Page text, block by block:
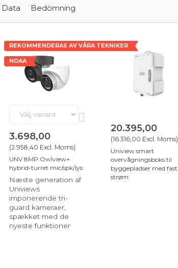
Data Bedömning
REKOMMENDERAS AV VÅRA TEKNIKER
NDAA
3.698,00
(2.958,40 Excl. Moms)
UNV 8MP Owlview+
hybrid-turret mic/spk/lys
Næste generation af
Univiews
imponerende tri-
guard kameraer,
spækket med de
nyeste funktioner
20.395,00
(16.316,00 Excl. Moms)
Uniview smart
overvågningsboks til
byggepladser med fast
strøm